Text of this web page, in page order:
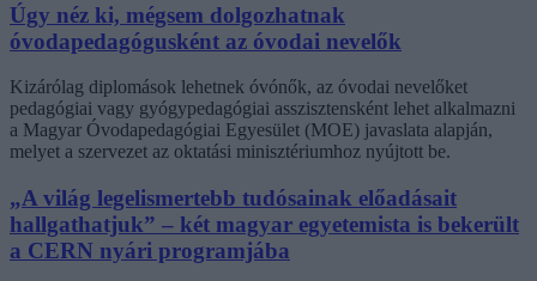
Úgy néz ki, mégsem dolgozhatnak
óvodapedagógusként az óvodai nevelők
Kizárólag diplomások lehetnek óvónők, az óvodai nevelőket
pedagógiai vagy gyógypedagógiai asszisztensként lehet alkalmazni
a Magyar Óvodapedagógiai Egyesület (MOE) javaslata alapján,
melyet a szervezet az oktatási minisztériumhoz nyújtott be.
„A világ legelismertebb tudósainak előadásait
hallgathatjuk” – két magyar egyetemista is bekerült
a CERN nyári programjába